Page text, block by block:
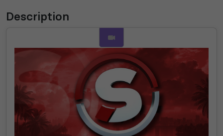
Description